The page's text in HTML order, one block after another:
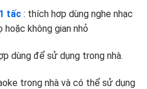
tấc : thích hơp dùng nghe nhạc
không gian nhỏ
dùng để sử dụng trong nhà.
trong nhà và có thể sử dụng